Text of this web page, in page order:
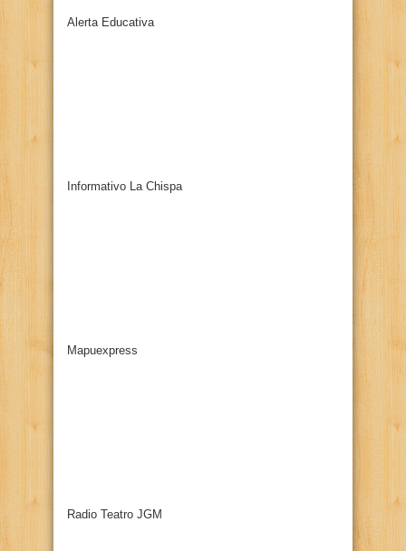
Alerta Educativa
Informativo La Chispa
Mapuexpress
Radio Teatro JGM